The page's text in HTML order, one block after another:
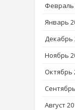
Февраль
Январь
Декабрь
Ноябрь
Октябрь
Август